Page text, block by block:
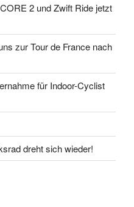
2 und Zwift Ride jetzt
zur Tour de France nach
für Indoor-Cyclist
dreht sich wieder!